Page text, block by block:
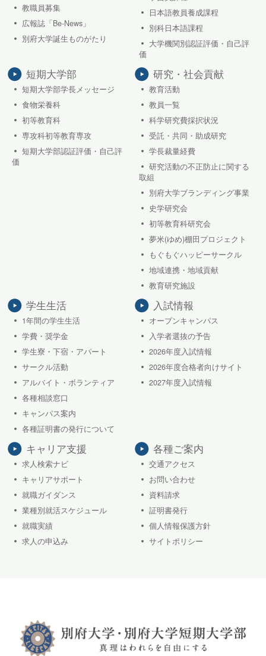
教職員募集
広報誌「Be-News」
別府大学誕生ものがたり
日本語教員養成課程
別科日本語課程
大学機関別認証評価・自己評
価
短期大学部
短期大学部学長メッセージ
食物栄養科
初等教育科
専攻科初等教育専攻
短期大学部認証評価・自己評
価
研究・社会貢献
教育活動
教員一覧
科学研究費採択状況
受託・共同・助成研究
学長裁量経費
研究活動の不正防止に関する
取組
別府大学ブランディング事業
史学研究会
初等教育科研究会
夢米(ゆめ)棚田プロジェクト
もぐもぐハッピーサークル
地域連携・地域貢献
教育研究施設
学生生活
1年間の学生生活
学費・奨学金
学生寮・下宿・アパート
サークル活動
アルバイト・ボランティア
各種相談窓口
キャンパス案内
各種証明書の発行について
入試情報
オープンキャンパス
入学者選抜の予告
2026年度入試情報
2026年度合格者向けサイト
2027年度入試情報
キャリア支援
求人検索ナビ
キャリアサポート
就職ガイダンス
業種別就活スケジュール
就職実績
求人の申込み
各種ご案内
交通アクセス
お問い合わせ
資料請求
証明書発行
個人情報保護方針
サイトポリシー